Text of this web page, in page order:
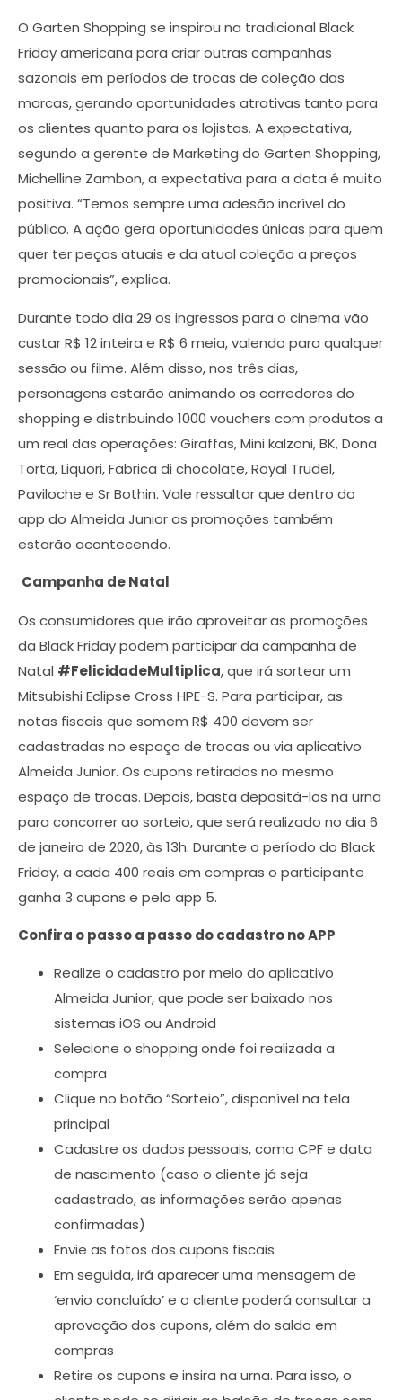
O Garten Shopping se inspirou na tradicional Black
Friday americana para criar outras campanhas
sazonais em períodos de trocas de coleção das
marcas, gerando oportunidades atrativas tanto para
os clientes quanto para os lojistas. A expectativa,
segundo a gerente de Marketing do Garten Shopping,
Michelline Zambon, a expectativa para a data é muito
positiva. “Temos sempre uma adesão incrível do
público. A ação gera oportunidades únicas para quem
quer ter peças atuais e da atual coleção a preços
promocionais”, explica.
Durante todo dia 29 os ingressos para o cinema vão
custar R$ 12 inteira e R$ 6 meia, valendo para qualquer
sessão ou filme. Além disso, nos três dias,
personagens estarão animando os corredores do
shopping e distribuindo 1000 vouchers com produtos a
um real das operações: Giraffas, Mini kalzoni, BK, Dona
Torta, Liquori, Fabrica di chocolate, Royal Trudel,
Paviloche e Sr Bothin. Vale ressaltar que dentro do
app do Almeida Junior as promoções também
estarão acontecendo.
Campanha de Natal
Os consumidores que irão aproveitar as promoções
da Black Friday podem participar da campanha de
Natal #FelicidadeMultiplica, que irá sortear um
Mitsubishi Eclipse Cross HPE-S. Para participar, as
notas fiscais que somem R$ 400 devem ser
cadastradas no espaço de trocas ou via aplicativo
Almeida Junior. Os cupons retirados no mesmo
espaço de trocas. Depois, basta depositá-los na urna
para concorrer ao sorteio, que será realizado no dia 6
de janeiro de 2020, às 13h. Durante o período do Black
Friday, a cada 400 reais em compras o participante
ganha 3 cupons e pelo app 5.
Confira o passo a passo do cadastro no APP
Realize o cadastro por meio do aplicativo
Almeida Junior, que pode ser baixado nos
sistemas iOS ou Android
Selecione o shopping onde foi realizada a
compra
Clique no botão “Sorteio”, disponível na tela
principal
Cadastre os dados pessoais, como CPF e data
de nascimento (caso o cliente já seja
cadastrado, as informações serão apenas
confirmadas)
Envie as fotos dos cupons fiscais
Em seguida, irá aparecer uma mensagem de
‘envio concluído’ e o cliente poderá consultar a
aprovação dos cupons, além do saldo em
compras
Retire os cupons e insira na urna. Para isso, o